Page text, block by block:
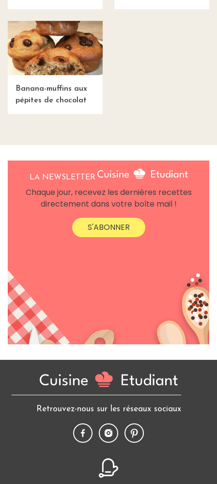
Banana-muffins aux
pépites de chocolat
LA NEWSLETTER
Chaque jour, recevez les dernières recettes
directement dans votre boîte mail !
S'ABONNER
Retrouvez-nous sur les réseaux sociaux